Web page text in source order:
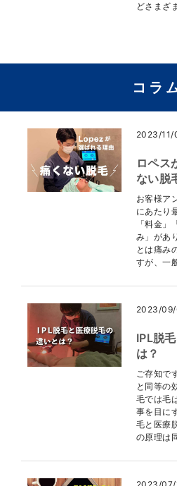
どさまざ
コラ
2023/11/
ロペス
ない脱
お客様ア
にあたり
「料金」
み」があ
とは痛み
すが、一
2023/
IPL脱
は？
ご存知で
と同等の
毛では毛
事を目に
毛と医療
の原理は